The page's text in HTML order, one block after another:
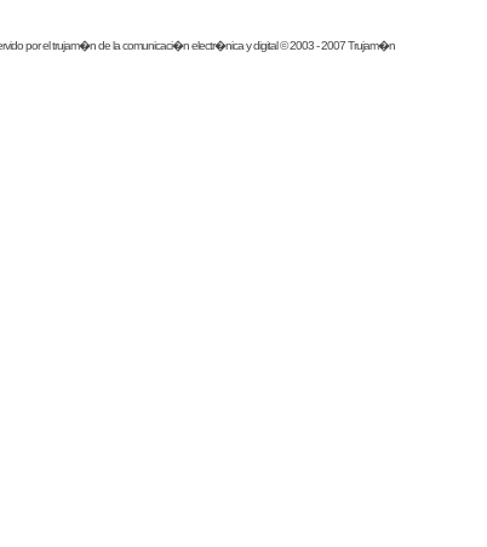
por eltrujam�nde la comunicaci�n electr�nica y digital © 2003 - 2007 Trujam�n